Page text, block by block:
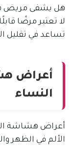
هل يشفى مريض
لا تعتبر مرضًا
تساعد في تقليل
أعراض
النساء
أعراض هشاشة
الألم في الظهر